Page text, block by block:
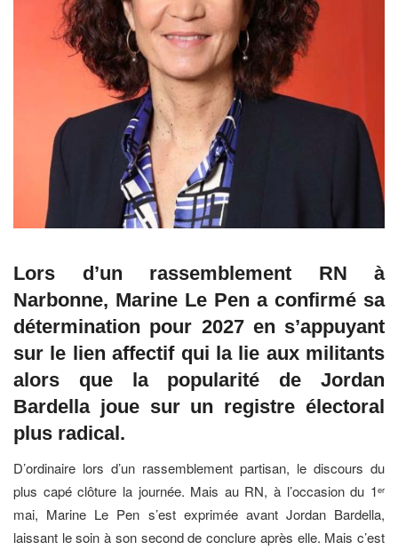
Lors d’un rassemblement RN à
Narbonne, Marine Le Pen a confirmé sa
détermination pour 2027 en s’appuyant
sur le lien affectif qui la lie aux militants
alors que la popularité de Jordan
Bardella joue sur un registre électoral
plus radical.
D’ordinaire lors d’un rassemblement partisan, le discours du
plus capé clôture la journée. Mais au RN, à l’occasion du 1er
mai, Marine Le Pen s’est exprimée avant Jordan Bardella,
laissant le soin à son second de conclure après elle. Mais c’est